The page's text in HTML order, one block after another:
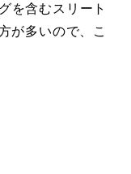
を含むスリート
が多いので、こ